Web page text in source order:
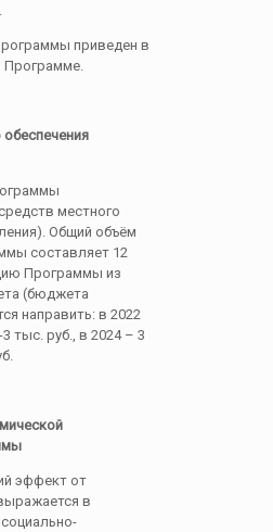
приведен в
Программе.
местного
Общий объём
составляет 12
Программы из
(бюджета
направить: в 2022
тыс. руб., в 2024 – 3
эффект от
в